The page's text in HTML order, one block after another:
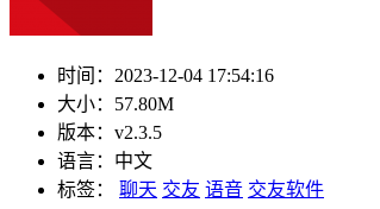
时间： 2023-12-04 17:54:16
大小： 57.80M
版本： v2.3.5
语言： 中文
标签：
聊天 交友 语音 交友软件